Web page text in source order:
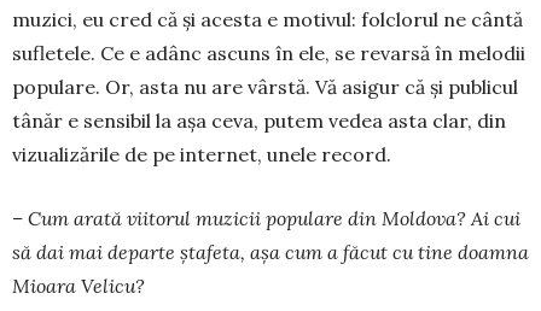
muzici, eu cred că şi acesta e motivul: folclorul ne cântă
sufletele. Ce e adânc ascuns în ele, se re­varsă în melodii
popu­lare. Or, asta nu are vârstă. Vă asigur că şi publicul
tânăr e sen­sibil la aşa ceva, pu­tem vedea asta clar, din
vizualizările de pe inter­net, unele record.
– Cum arată viitorul muzicii populare din Moldova? Ai cui
să dai mai departe ştafeta, aşa cum a făcut cu tine doamna
Mioara Velicu?